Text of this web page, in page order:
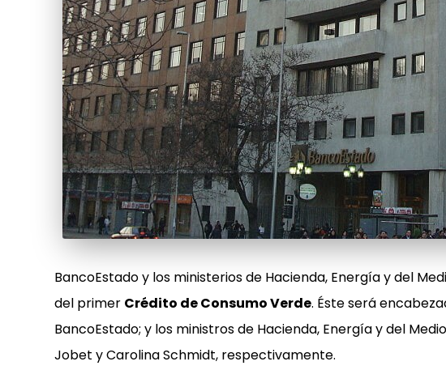
BancoEstado y los ministerios de Hacienda, Energía y del
del primer Crédito de Consumo Verde. Éste será
BancoEstado; y los ministros de Hacienda, Energía y del
Jobet y Carolina Schmidt, respectivamente.